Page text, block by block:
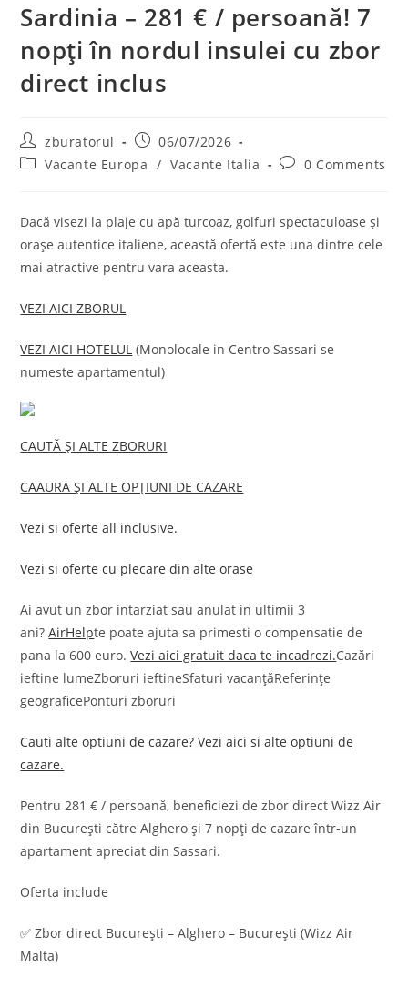
Sardinia – 281 € / persoană! 7
nopți în nordul insulei cu zbor
direct inclus
Post
author:
zburatorul
Post
published:
06/07/2026
PostVacante Europa / Vacante Italia
Post0 Comments
Dacă visezi la plaje cu apă turcoaz, golfuri spectaculoase și
orașe autentice italiene, această ofertă este una dintre cele
mai atractive pentru vara aceasta.
VEZI AICI ZBORUL
VEZI AICI HOTELUL (Monolocale in Centro Sassari se
numeste apartamentul)
CAUTĂ ȘI ALTE ZBORURI
CAAURA ȘI ALTE OPȚIUNI DE CAZARE
Vezi si oferte all inclusive.
Vezi si oferte cu plecare din alte orase
Ai avut un zbor intarziat sau anulat in ultimii 3
ani?AirHelpte poate ajuta sa primesti o compensatie de
pana la 600 euro.Vezi aici gratuit daca te incadrezi.Cazări
ieftine lumeZboruri ieftineSfaturi vacanțăReferințe
geograficePonturi zboruri
Cauti alte optiuni de cazare? Vezi aici si alte optiuni de
cazare.
Pentru 281 € / persoană, beneficiezi de zbor direct Wizz Air
din București către Alghero și 7 nopți de cazare într-un
apartament apreciat din Sassari.
Oferta include
✅ Zbor direct București – Alghero – București (Wizz Air
Malta)